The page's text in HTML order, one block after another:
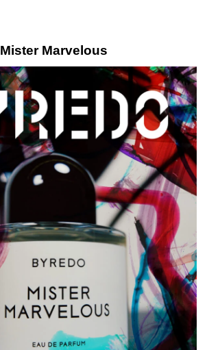
Mister Marvelous